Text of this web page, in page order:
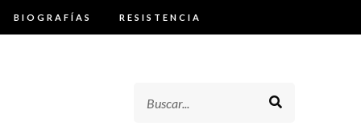
BIOGRAFÍAS RESISTENCIA